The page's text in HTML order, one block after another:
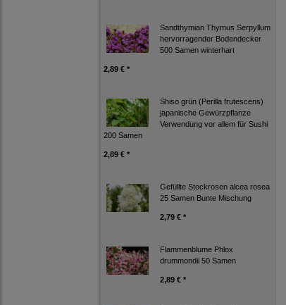
Sandthymian Thymus Serpyllum
hervorragender Bodendecker
500 Samen winterhart
2,89 € *
Shiso grün (Perilla frutescens)
japanische Gewürzpflanze
Verwendung vor allem für Sushi
200 Samen
2,89 € *
Gefüllte Stockrosen alcea rosea
25 Samen Bunte Mischung
2,79 € *
Flammenblume Phlox
drummondii 50 Samen
2,89 € *